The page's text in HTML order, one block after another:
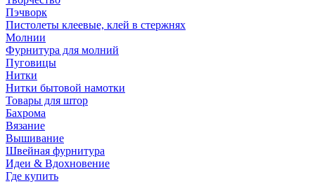
Пэчворк
Пистолеты клеевые, клей в стержнях
Молнии
Фурнитура для молний
Пуговицы
Нитки
Нитки бытовой намотки
Товары для штор
Бахрома
Вязание
Вышивание
Швейная фурнитура
Идеи & Вдохновение
Где купить